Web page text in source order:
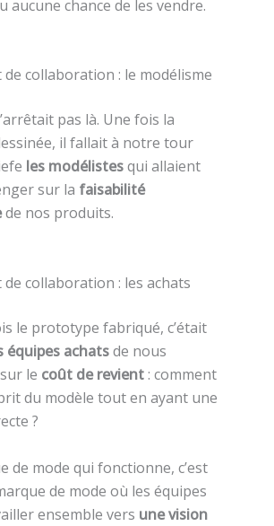
aucune chance de les vendre.
collaboration : le modélisme
pas là. Une fois la
il fallait à notre tour
les modélistesqui allaient
sur la faisabilité
de nos produits.
collaboration : les achats
le prototype fabriqué, c’était
équipes achatsde nous
le coût de revient: comment
du modèle tout en ayant une
?
de mode qui fonctionne, c’est
de mode où les équipes
ensemble vers une vision